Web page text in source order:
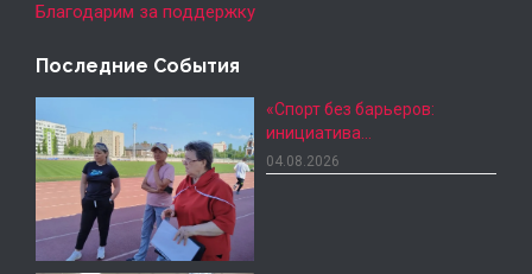
Благодарим за поддержку
Последние События
«Спорт без барьеров:
инициатива…
04.08.2026